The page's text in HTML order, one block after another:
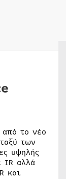
από το νέο
των
υψηλής
IR αλλά
και